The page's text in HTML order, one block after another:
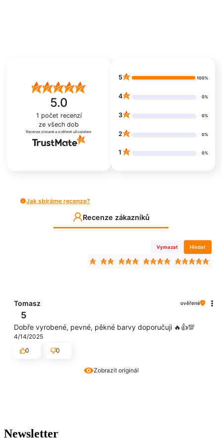
5.0
1 počet recenzí
ze všech dob
Recenze získané a ověřené uživatelem
5 100%
4 0%
3 0%
2 0%
1 0%
Jak sbíráme recenze?
Recenze zákazníků
Vymazat Hledat
Zobrazit originál
Tomasz ověřené
5
Dobře vyrobené, pevné, pěkné barvy doporučuji 🔥👍️💯
4/14/2025
0
0
Newsletter